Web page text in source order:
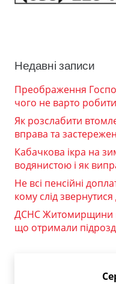
Недавні записи
Преображення
чого не варто робити
Як розслабити
вправа та
Кабачкова ікра на
водянистою і як
Не всі пенсійні
кому слід
ДСНС Житомирщини
що отримали